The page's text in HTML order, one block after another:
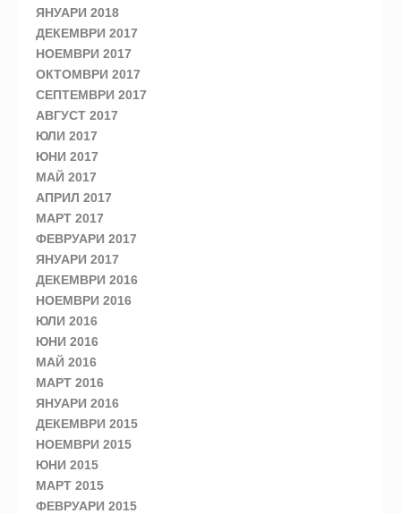
ЯНУАРИ 2018
ДЕКЕМВРИ 2017
НОЕМВРИ 2017
ОКТОМВРИ 2017
СЕПТЕМВРИ 2017
АВГУСТ 2017
ЮЛИ 2017
ЮНИ 2017
МАЙ 2017
АПРИЛ 2017
МАРТ 2017
ФЕВРУАРИ 2017
ЯНУАРИ 2017
ДЕКЕМВРИ 2016
НОЕМВРИ 2016
ЮЛИ 2016
ЮНИ 2016
МАЙ 2016
МАРТ 2016
ЯНУАРИ 2016
ДЕКЕМВРИ 2015
НОЕМВРИ 2015
ЮНИ 2015
МАРТ 2015
ФЕВРУАРИ 2015